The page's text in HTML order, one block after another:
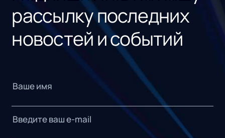
рассылку последних
новостей и событий